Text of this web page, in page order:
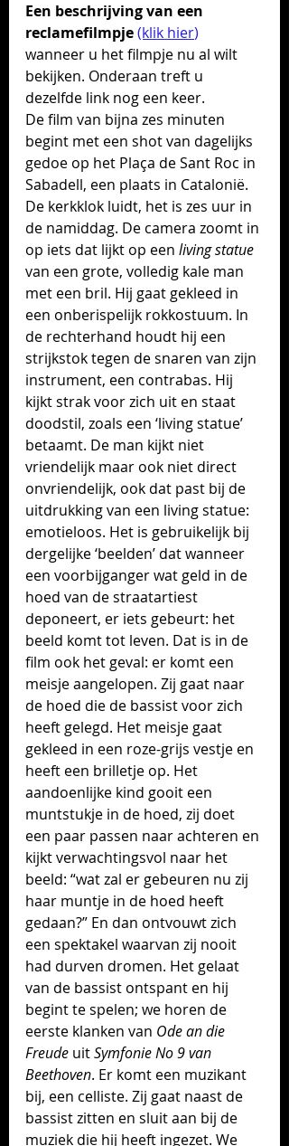
Een beschrijving van een
reclamefilmpje(klik hier)
wanneer u het filmpje nu al wilt
bekijken. Onderaan treft u
dezelfde link nog een keer.
De film van bijna zes minuten
begint met een shot van dagelijks
gedoe op het Plaça de Sant Roc in
Sabadell, een plaats in Catalonië.
De kerkklok luidt, het is zes uur in
de namiddag. De camera zoomt in
op iets dat lijkt op een living statue
van een grote, volledig kale man
met een bril. Hij gaat gekleed in
een onberispelijk rokkostuum. In
de rechterhand houdt hij een
strijkstok tegen de snaren van zijn
instrument, een contrabas. Hij
kijkt strak voor zich uit en staat
doodstil, zoals een ‘living statue’
betaamt. De man kijkt niet
vriendelijk maar ook niet direct
onvriendelijk, ook dat past bij de
uitdrukking van een living statue:
emotieloos. Het is gebruikelijk bij
dergelijke ‘beelden’ dat wanneer
een voorbijganger wat geld in de
hoed van de straatartiest
deponeert, er iets gebeurt: het
beeld komt tot leven. Dat is in de
film ook het geval: er komt een
meisje aangelopen. Zij gaat naar
de hoed die de bassist voor zich
heeft gelegd. Het meisje gaat
gekleed in een roze-grijs vestje en
heeft een brilletje op. Het
aandoenlijke kind gooit een
muntstukje in de hoed, zij doet
een paar passen naar achteren en
kijkt verwachtingsvol naar het
beeld: “wat zal er gebeuren nu zij
haar muntje in de hoed heeft
gedaan?” En dan ontvouwt zich
een spektakel waarvan zij nooit
had durven dromen. Het gelaat
van de bassist ontspant en hij
begint te spelen; we horen de
eerste klanken van Ode an die
Freude uit Symfonie No 9 van
Beethoven. Er komt een muzikant
bij, een celliste. Zij gaat naast de
bassist zitten en sluit aan bij de
muziek die hij heeft ingezet. We